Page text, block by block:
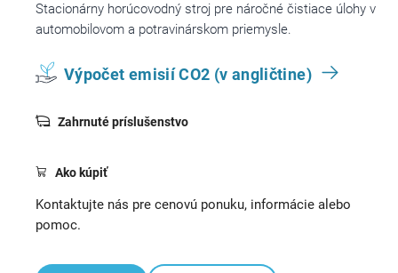
Stacionárny horúcovodný stroj pre náročné čistiace úlohy v
automobilovom a potravinárskom priemysle.
Výpočet emisií CO2 (v angličtine)
Zahrnuté príslušenstvo
Ako kúpiť
Kontaktujte nás pre cenovú ponuku, informácie alebo
pomoc.